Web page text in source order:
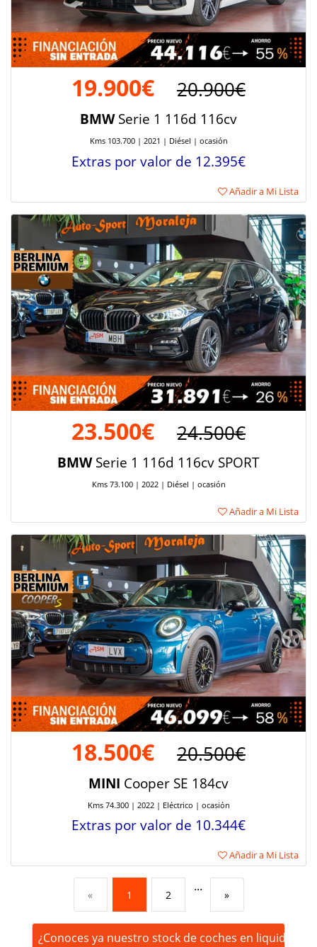
19.900€ 20.900€
BMWSerie 1 116d 116cv
Kms 103.700 | 2021 | Diésel | ocasión
Extras por valor de 12.395€
Añadir a Mi Lista
23.500€ 24.500€
BMWSerie 1 116d 116cv SPORT
Kms 73.100 | 2022 | Diésel | ocasión
Añadir a Mi Lista
18.500€ 20.500€
MINI Cooper SE 184cv
Kms 74.300 | 2022 | Eléctrico | ocasión
Extras por valor de 10.344€
Añadir a Mi Lista
« 1 2
...
»
¿Conoces ya nuestro stock de coches en